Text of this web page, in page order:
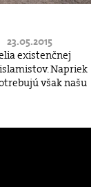
23.05.2015
existenčnej
Napriek
však našu